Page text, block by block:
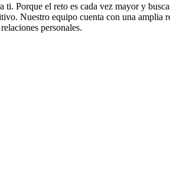
Porque el reto es cada vez mayor y
Nuestro equipo cuenta con una amplia
personales.